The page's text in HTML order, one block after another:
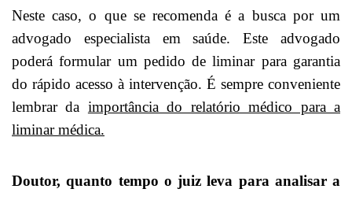
Neste caso, o que se recomenda é a busca por um
advogado especialista em saúde. Este advogado
poderá formular um pedido de liminar para garantia
do rápido acesso à intervenção. É sempre conveniente
lembrar da importância do relatório médico para a
liminar médica.
Doutor, quanto tempo o juiz leva para analisar a